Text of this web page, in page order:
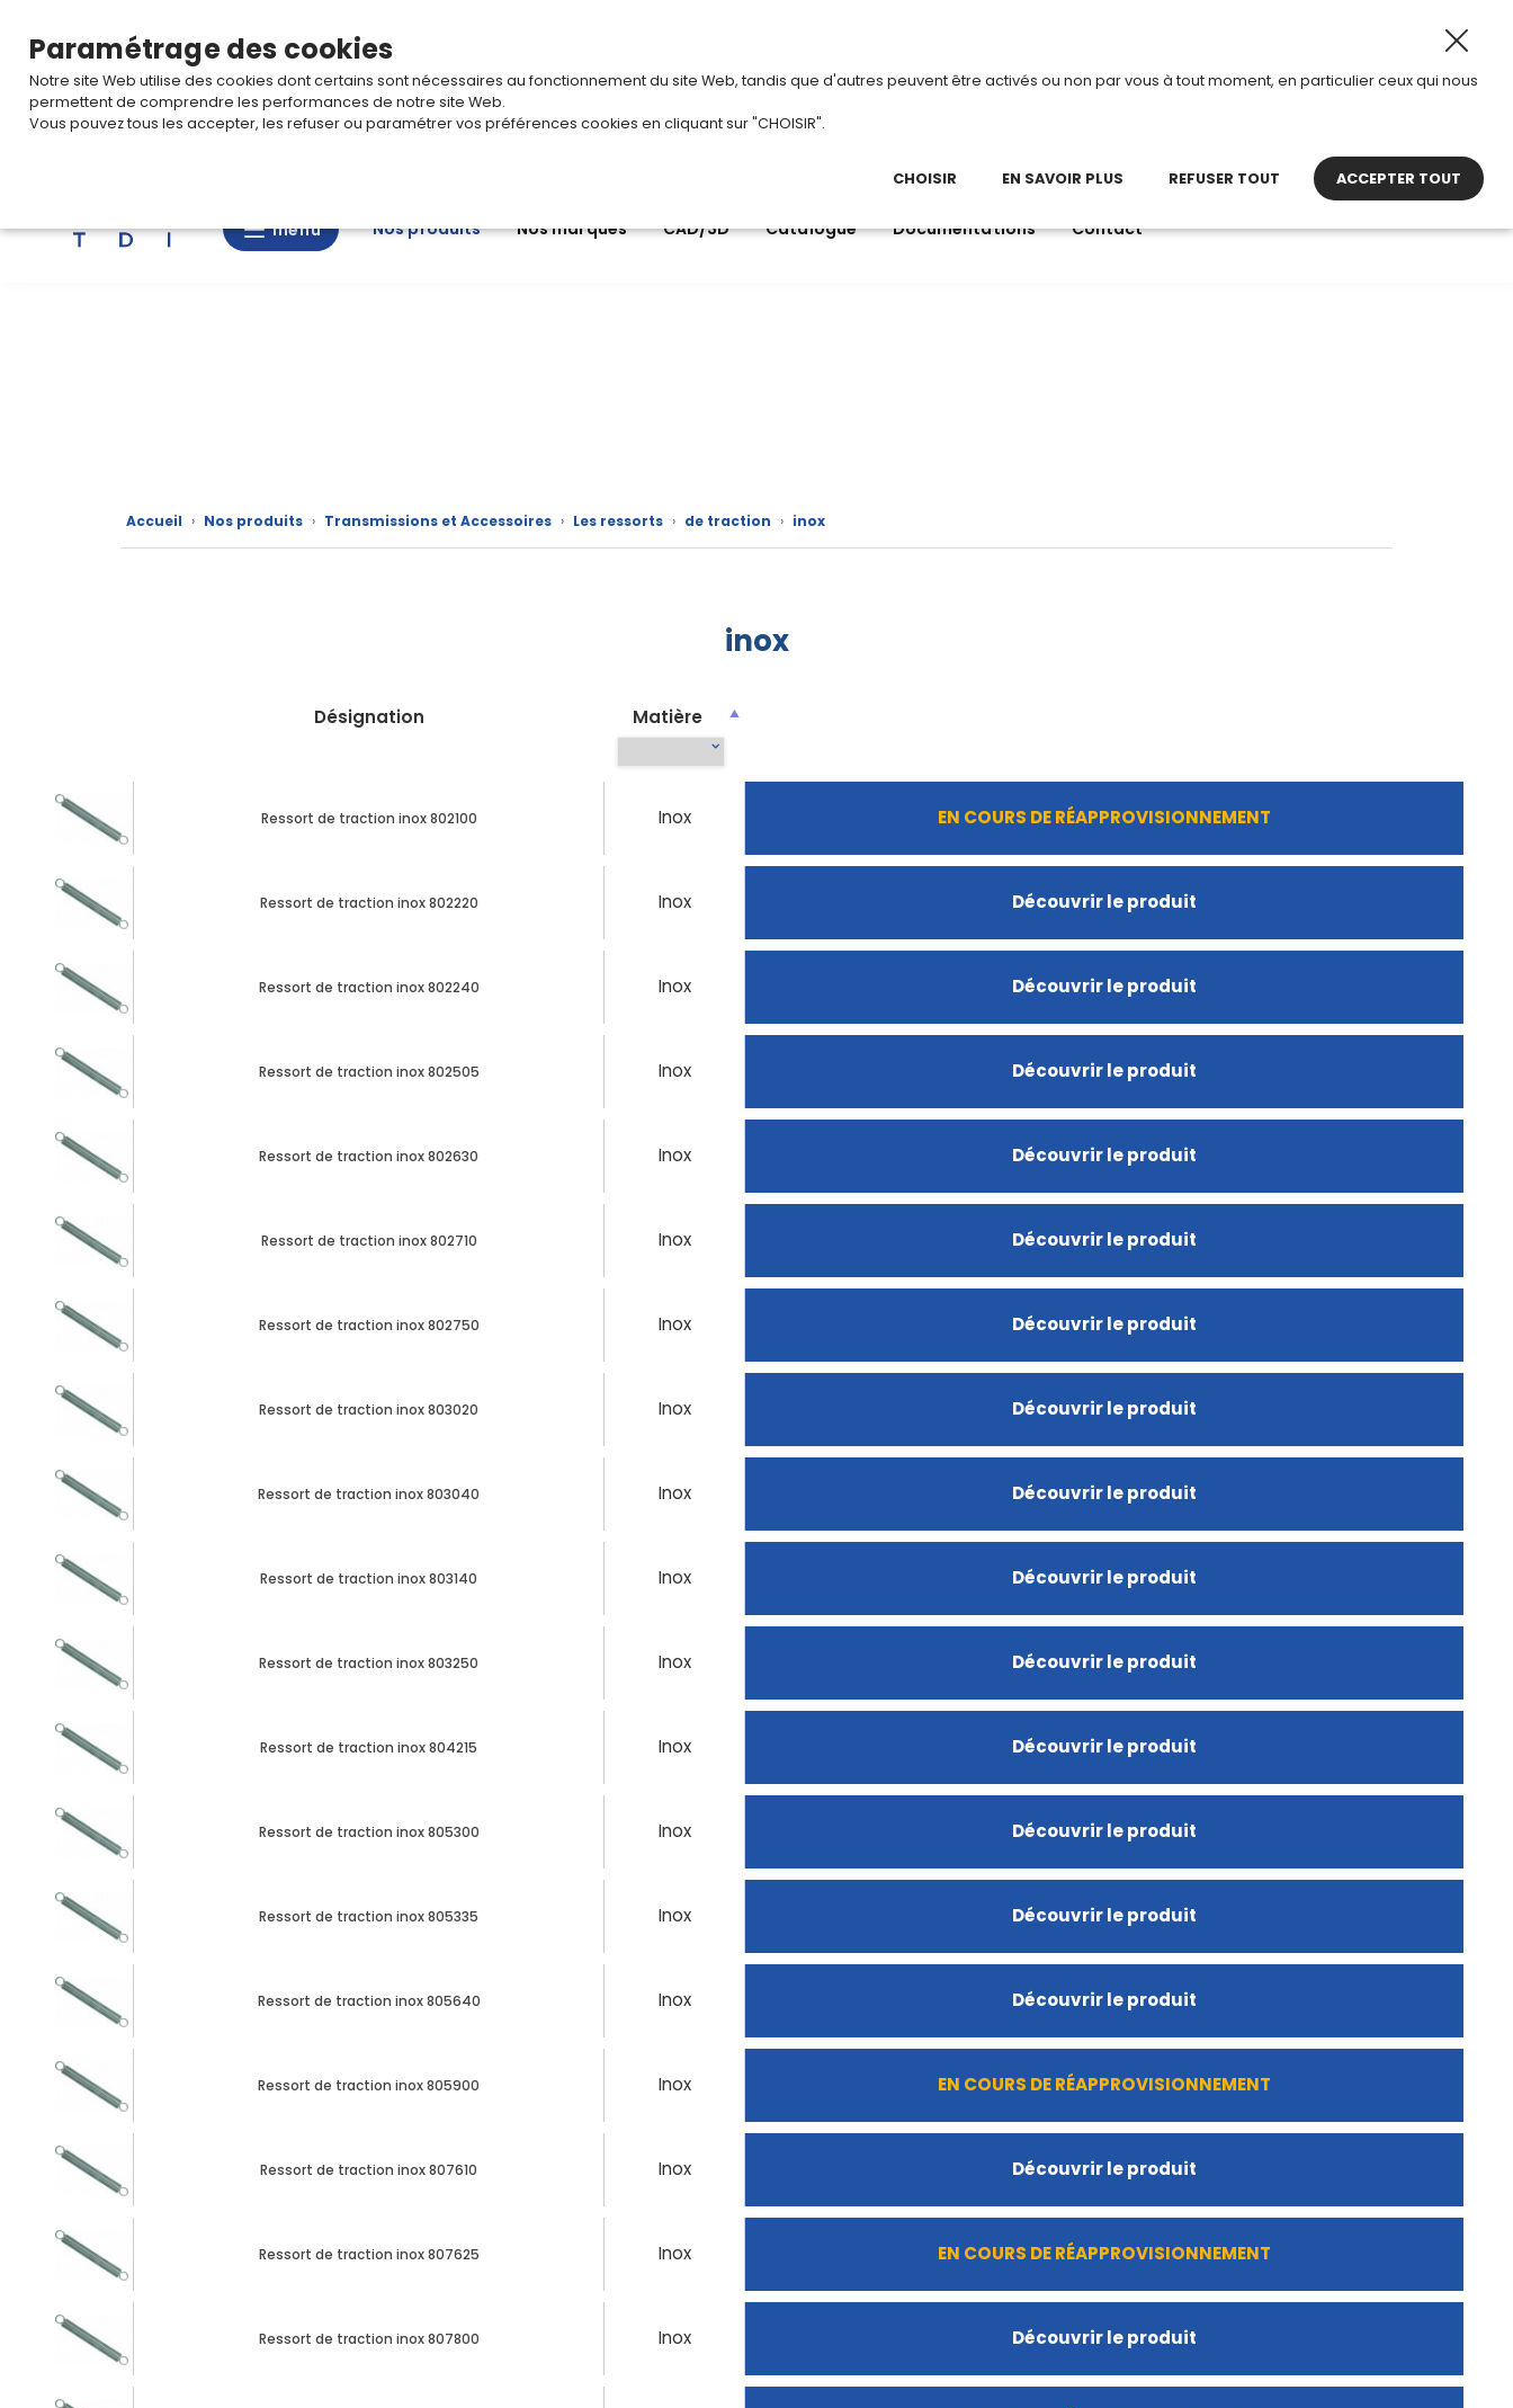
Du 3 au 28 août 2026, TDI passe en mode été. Horaires d’ouverture : 8h30
techniques
Catalogue
Documentations
Mon
compte
panier
Contact
menu
menu Nos produits Nos marques CAD/3D Catalogue Documentations Contact
Accueil › Nos produits › Transmissions et Accessoires › Les ressorts › de traction › inox
inox
Désignation Matière
Ressort de traction inox 802100 Inox EN COURS DE RÉAPPROVISIONNEMENT
Ressort de traction inox 802220 Inox Découvrir le produit
Ressort de traction inox 802240 Inox Découvrir le produit
Ressort de traction inox 802505 Inox Découvrir le produit
Ressort de traction inox 802630 Inox Découvrir le produit
Ressort de traction inox 802710 Inox Découvrir le produit
Ressort de traction inox 802750 Inox Découvrir le produit
Ressort de traction inox 803020 Inox Découvrir le produit
Ressort de traction inox 803040 Inox Découvrir le produit
Ressort de traction inox 803140 Inox Découvrir le produit
Ressort de traction inox 803250 Inox Découvrir le produit
Ressort de traction inox 804215 Inox Découvrir le produit
Ressort de traction inox 805300 Inox Découvrir le produit
Ressort de traction inox 805335 Inox Découvrir le produit
Ressort de traction inox 805640 Inox Découvrir le produit
Ressort de traction inox 805900 Inox EN COURS DE RÉAPPROVISIONNEMENT
Ressort de traction inox 807610 Inox Découvrir le produit
Ressort de traction inox 807625 Inox EN COURS DE RÉAPPROVISIONNEMENT
Ressort de traction inox 807800 Inox Découvrir le produit
Paramétrage des cookies
Notre site Web utilise des cookies dont certains sont nécessaires au fonctionnement du site Web, tandis que d'autres peuvent être activés ou non par vous à tout moment, en particulier ceux qui nous
permettent de comprendre les performances de notre site Web.
Vous pouvez tous les accepter, les refuser ou paramétrer vos préférences cookies en cliquant sur "CHOISIR".
CHOISIR EN SAVOIR PLUS REFUSER TOUT ACCEPTER TOUT